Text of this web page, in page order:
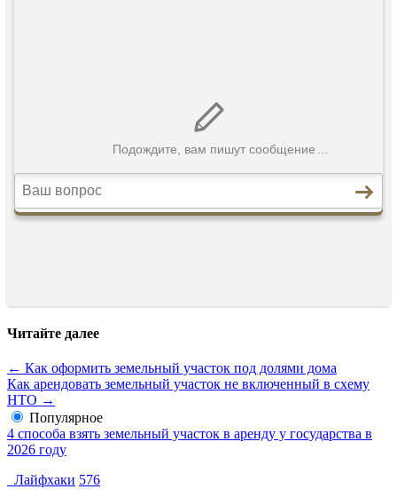
Читайте далее
← Как оформить земельный участок под долями дома
Как арендовать земельный участок не включенный в схему
НТО →
Популярное
4 способа взять земельный участок в аренду у государства в
2026 году
Лайфхаки 576